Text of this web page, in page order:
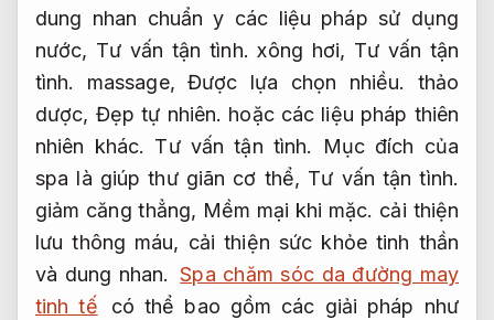
dung nhan chuẩn y các liệu pháp sử dụng
nước, Tư vấn tận tình. xông hơi, Tư vấn tận
tình.
massage,Được lựa chọn nhiều.
thảo
dược, Đẹp tự nhiên. hoặc các liệu pháp thiên
nhiên khác. Tư vấn tận tình.
Mục đích của
spa là giúp thư giãn cơ thể, Tư vấn tận tình.
giảm căng thẳng, Mềm mại khi mặc. cải thiện
lưu thông máu, cải thiện sức khỏe tinh thần
và dung nhan. Spa chăm sóc da đường may
tinh tế
có thể bao gồm các giải pháp như